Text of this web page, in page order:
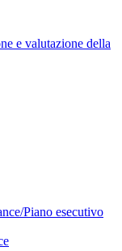
e valutazione della
Piano esecutivo